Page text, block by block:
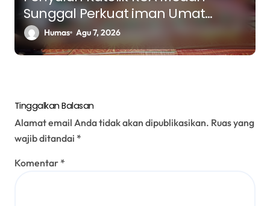
Sunggal Perkuat iman Umat
Melalui Pendalaman Kitab Suci
Humas Agu 7, 2026
Tinggalkan Balasan
Alamat email Anda tidak akan dipublikasikan. Ruas yang
wajib ditandai *
Komentar *